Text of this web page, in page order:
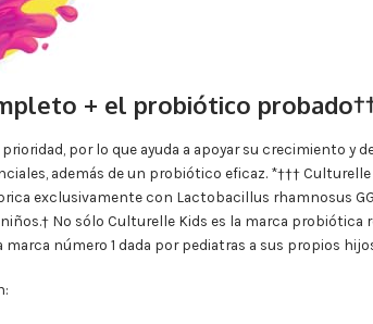
+ el probiótico
por lo que ayuda a apoyar su crecimiento y
además de un probiótico eficaz. *†††
exclusivamente con Lactobacillus rhamnosus
No sólo Culturelle Kids es la marca probiótica
número 1 dada por pediatras a sus propios